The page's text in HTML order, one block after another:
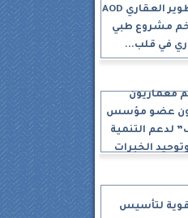
أبو عمر للتطوير العقاري AOD
مشروع طبي
في قلب...
معماريون
عضو مؤسس
لدعم التنمية
الخبرات
لتأسيس